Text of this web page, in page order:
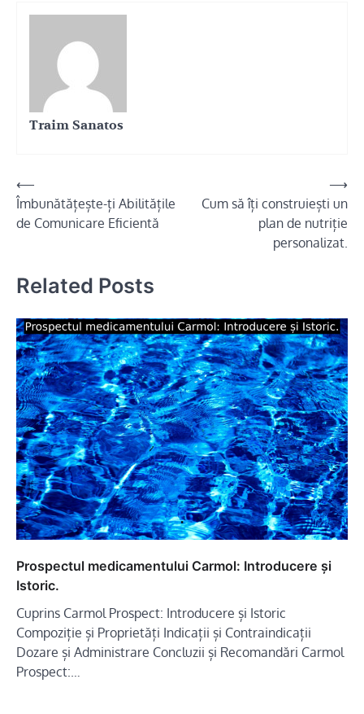
Traim Sanatos
Navigare
în
⟵
Îmbunătățește-ți Abilitățile
de Comunicare Eficientă
Cum să îți construiești un
plan de nutriție
personalizat.
⟶
Related Posts
Prospectul medicamentului Carmol: Introducere și
Istoric.
Cuprins Carmol Prospect: Introducere și Istoric
Compoziție și Proprietăți Indicații și Contraindicații
Dozare și Administrare Concluzii și Recomandări Carmol
Prospect:…